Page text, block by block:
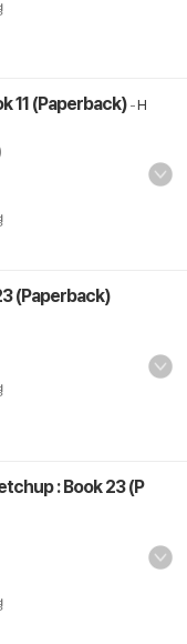
11 (Paperback) -H
(Paperback)
: Book 23 (P